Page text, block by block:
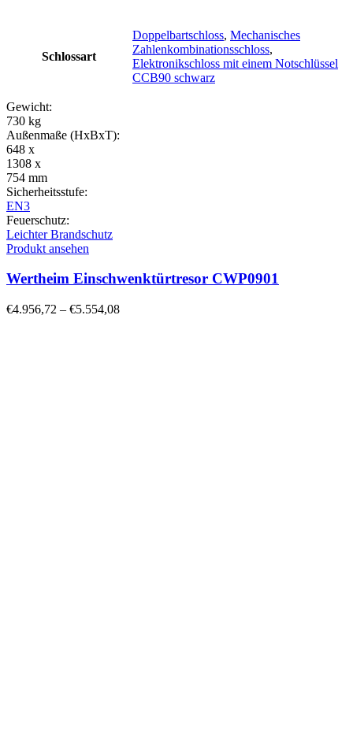
Schlossart
Doppelbartschloss, Mechanisches
Zahlenkombinationsschloss,
Elektronikschloss mit einem Notschlüssel
CCB90 schwarz
Gewicht:
730 kg
Außenmaße (HxBxT):
648 x
1308 x
754 mm
Sicherheitsstufe:
EN3
Feuerschutz:
Leichter Brandschutz
Produkt ansehen
Wertheim Einschwenktürtresor CWP0901
€4.956,72 – €5.554,08